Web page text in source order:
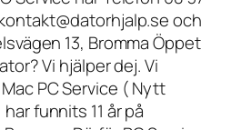
och
13, Bromma Öppet
Vi hjälper dej. Vi
PC Service ( Nytt
funnits 11 år på